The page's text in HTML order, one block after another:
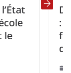
: Nous
de plus
juin 17,